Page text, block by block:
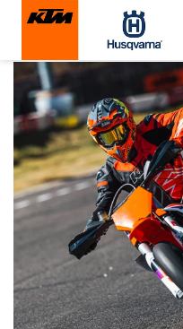
KTM 450-